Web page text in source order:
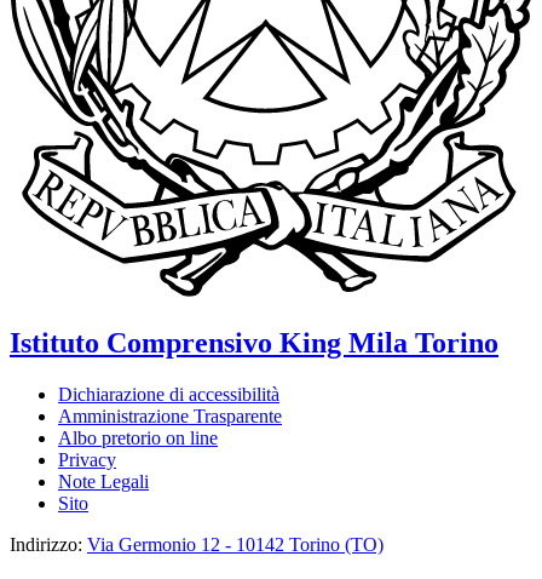
Istituto Comprensivo King Mila Torino
Dichiarazione di accessibilità
Amministrazione Trasparente
Albo pretorio on line
Privacy
Note Legali
Sito
Indirizzo: Via Germonio 12 - 10142 Torino (TO)